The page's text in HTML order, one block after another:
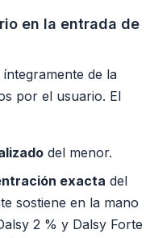
en la entrada de
de la
por el usuario. El
del menor.
exacta del
sostiene en la mano
2 % y Dalsy Forte